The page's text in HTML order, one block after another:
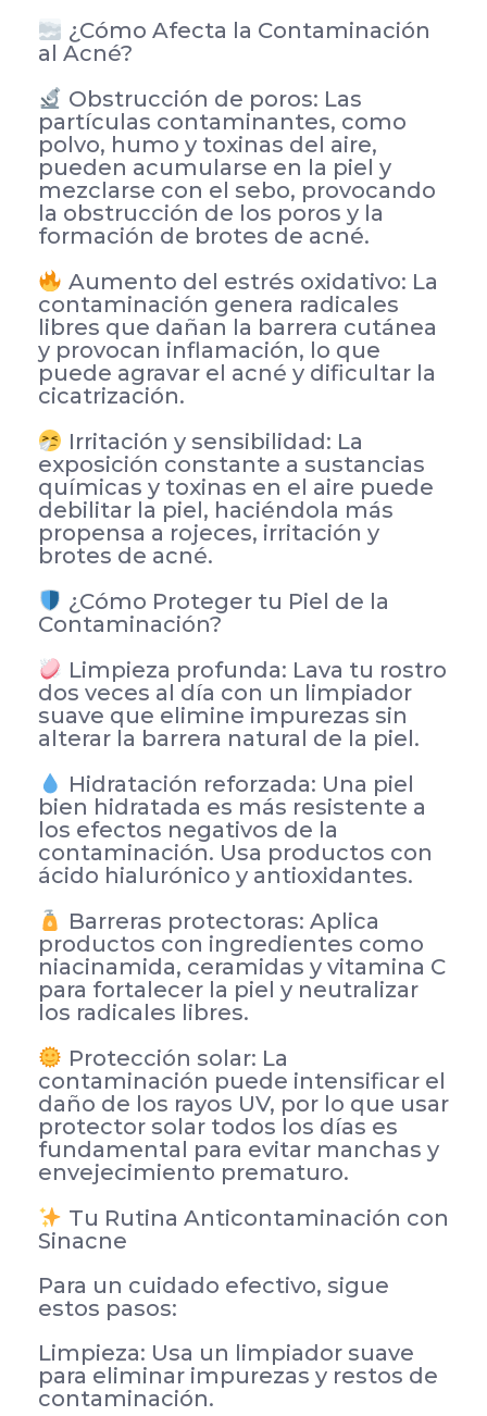
¿Cómo Afecta la Contaminación
al Acné?
Obstrucción de poros: Las
partículas contaminantes, como
polvo, humo y toxinas del aire,
pueden acumularse en la piel y
mezclarse con el sebo, provocando
la obstrucción de los poros y la
formación de brotes de acné.
Aumento del estrés oxidativo: La
contaminación genera radicales
libres que dañan la barrera cutánea
y provocan inflamación, lo que
puede agravar el acné y dificultar la
cicatrización.
Irritación y sensibilidad: La
exposición constante a sustancias
químicas y toxinas en el aire puede
debilitar la piel, haciéndola más
propensa a rojeces, irritación y
brotes de acné.
¿Cómo Proteger tu Piel de la
Contaminación?
Limpieza profunda: Lava tu rostro
dos veces al día con un limpiador
suave que elimine impurezas sin
alterar la barrera natural de la piel.
Hidratación reforzada: Una piel
bien hidratada es más resistente a
los efectos negativos de la
contaminación. Usa productos con
ácido hialurónico y antioxidantes.
Barreras protectoras: Aplica
productos con ingredientes como
niacinamida, ceramidas y vitamina C
para fortalecer la piel y neutralizar
los radicales libres.
Protección solar: La
contaminación puede intensificar el
daño de los rayos UV, por lo que usar
protector solar todos los días es
fundamental para evitar manchas y
envejecimiento prematuro.
Tu Rutina Anticontaminación con
Sinacne
Para un cuidado efectivo, sigue
estos pasos:
Limpieza: Usa un limpiador suave
para eliminar impurezas y restos de
contaminación.